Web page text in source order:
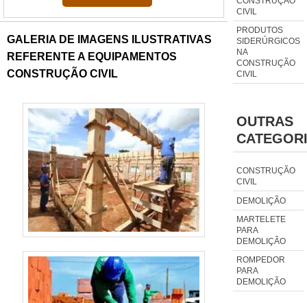
ativa desde 1989, realizando a
distribuição e a execução de
serviços relacionados ao
segmento da construção civil. A
em qualquer quantidade para o
mercado da construção civil,
garantindo eficiência, qua....
GALERIA DE IMAGENS ILUSTRATIVAS
REFERENTE A EQUIPAMENTOS
CONSTRUÇÃO CIVIL
CIVIL
PRODUTOS
SIDERÚRGICOS
NA
CONSTRUÇÃO
CIVIL
OUTRAS
CONSTRUÇÃO
CIVIL
DEMOLIÇÃO
MARTELETE
PARA
DEMOLIÇÃO
ROMPEDOR
PARA
DEMOLIÇÃO